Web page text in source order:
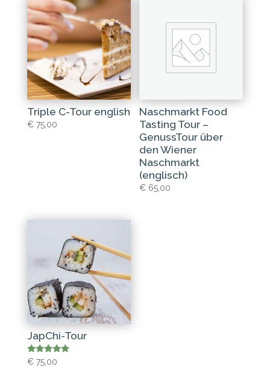
Triple C-Tour english
€75,00
Naschmarkt Food
Tasting Tour –
GenussTour über
den Wiener
Naschmarkt
(englisch)
€ 65,00
JapChi-Tour
Bewertet
mit
€75,00